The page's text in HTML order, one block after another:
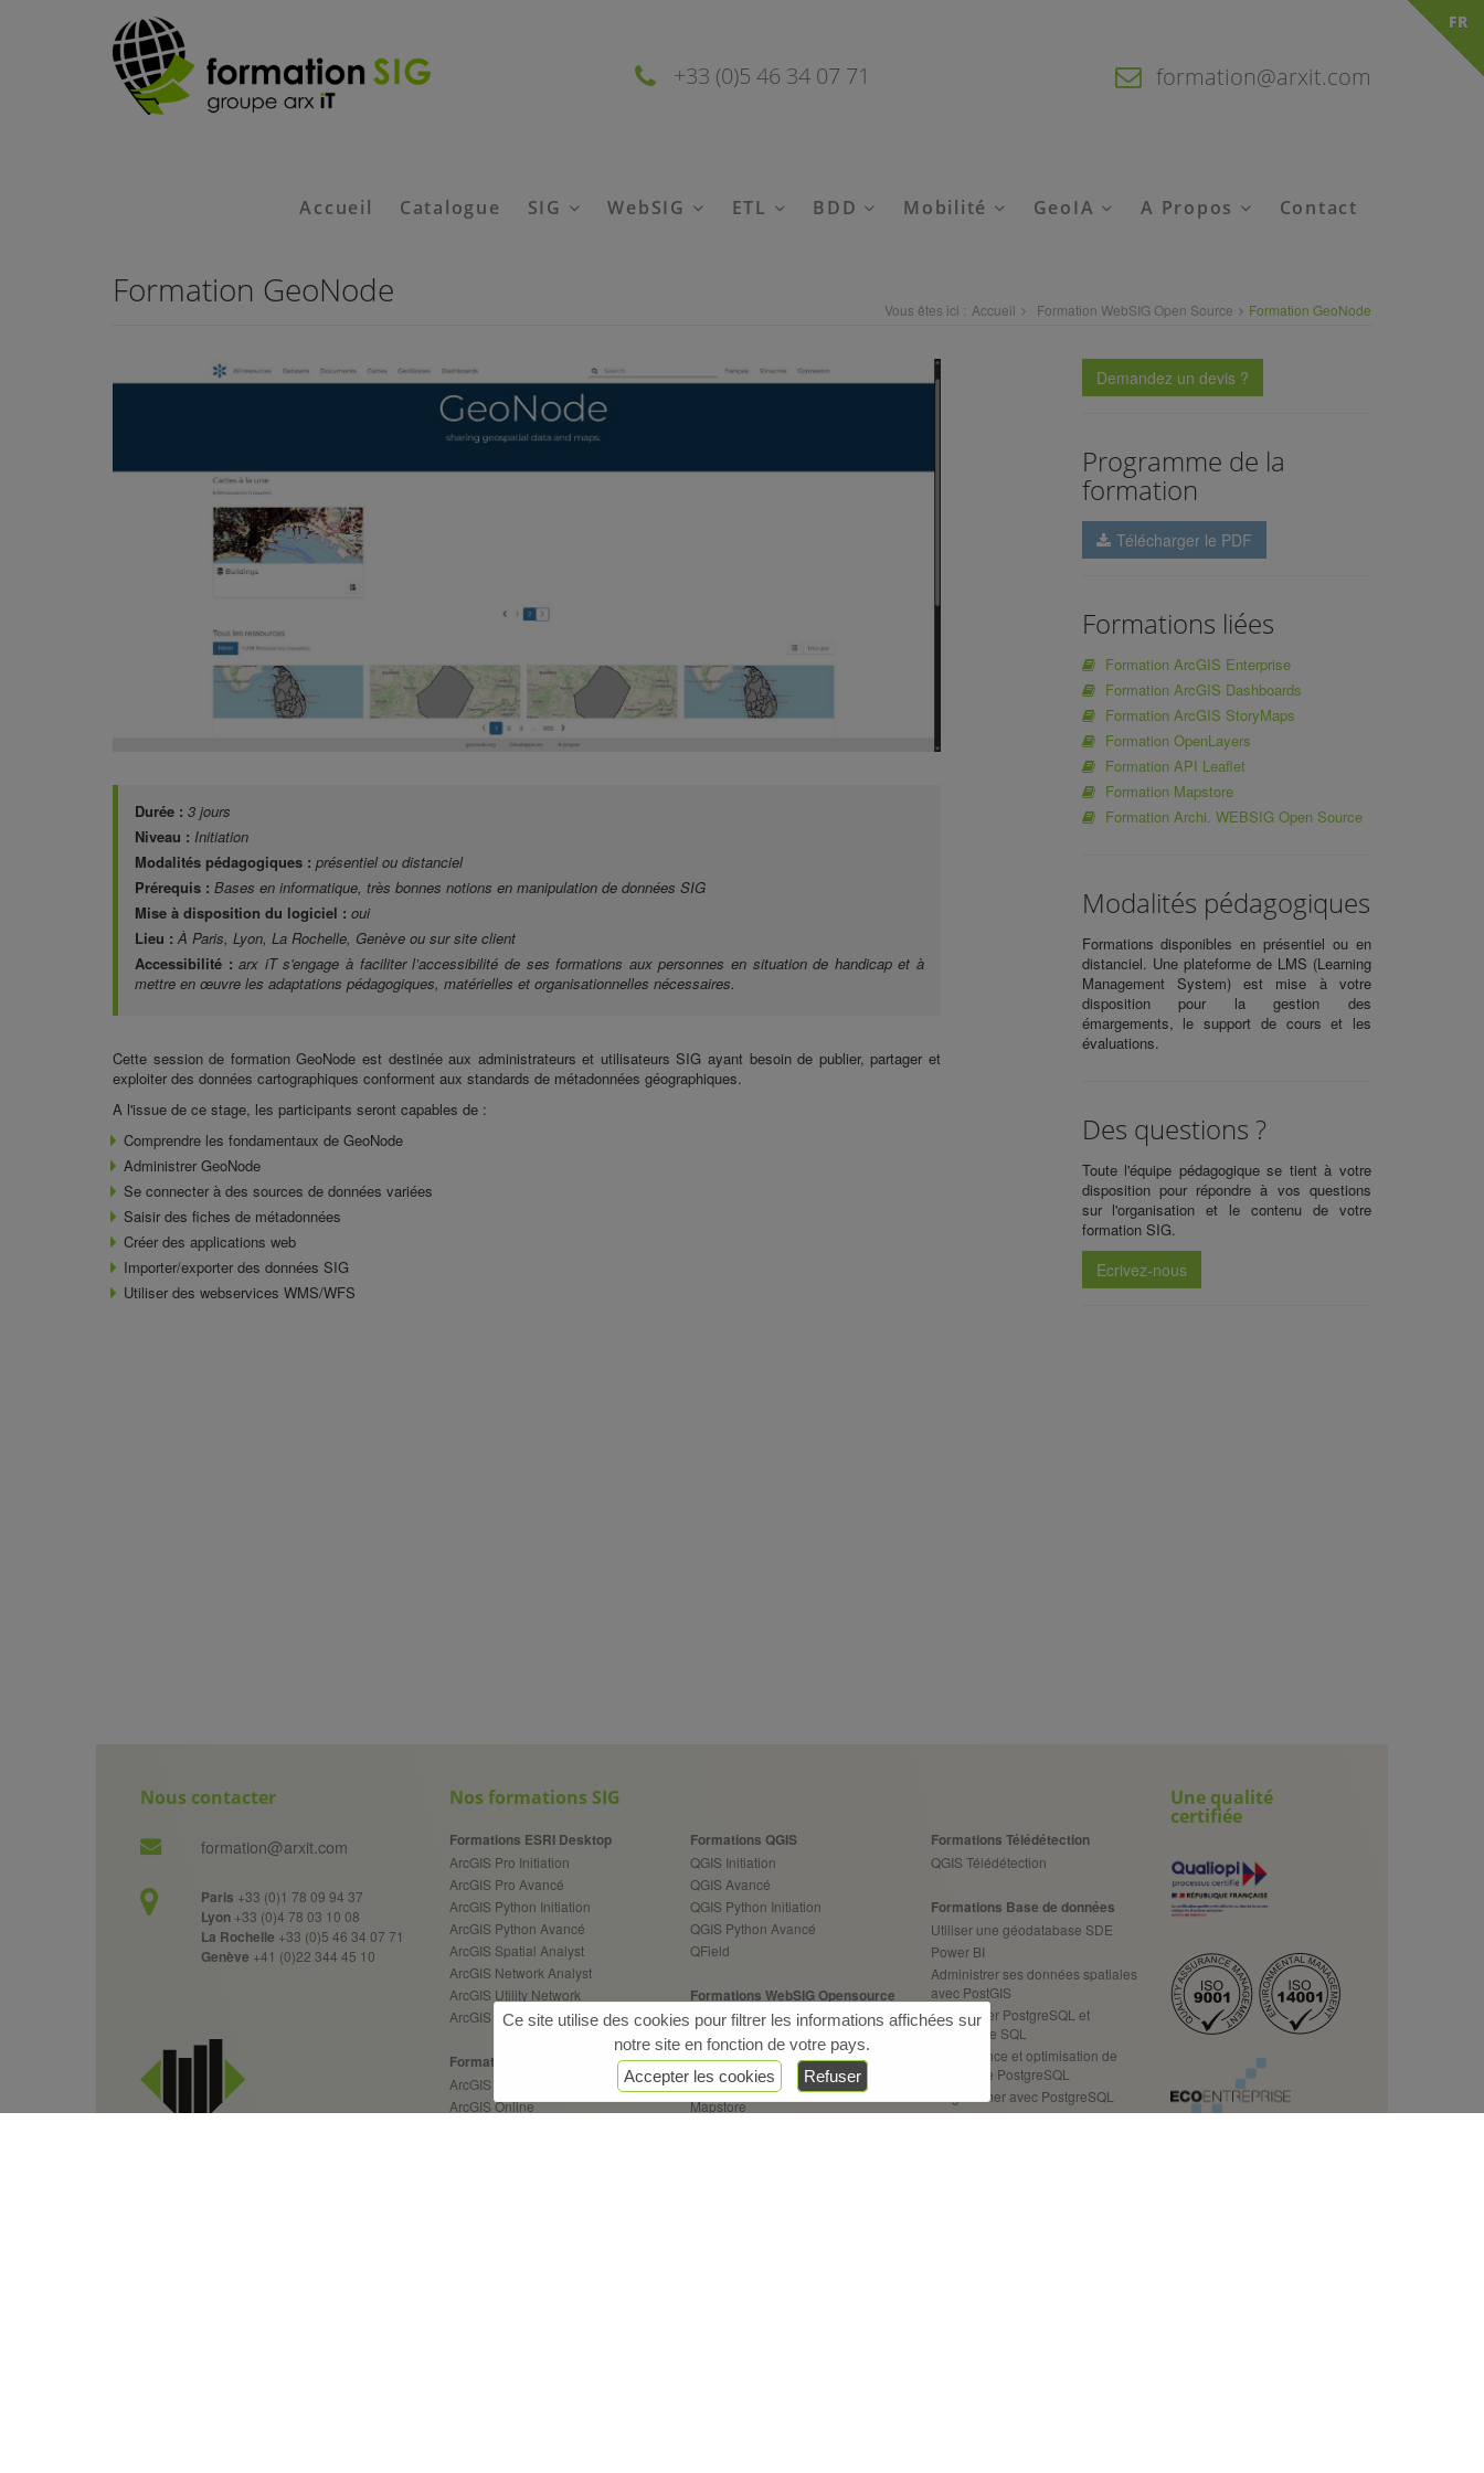
Ce site utilise des cookies pour filtrer les informations affichées sur
notre site en fonction de votre pays.
Accepter les cookies
Refuser
FR
+33 (0)5 46 34 07 71 formation@arxit.com
Accueil Catalogue SIG WebSIG ETL BDD Mobilité GeoIA A Propos Contact
Formation GeoNode Vous êtes ici : Accueil Formation WebSIG Open Source Formation GeoNode
Durée : 3 jours
Niveau : Initiation
Modalités pédagogiques : présentiel ou distanciel
Prérequis : Bases en informatique, très bonnes notions en manipulation de données SIG
Mise à disposition du logiciel : oui
Lieu : À Paris, Lyon, La Rochelle, Genève ou sur site client
Accessibilité : arx iT s'engage à faciliter l’accessibilité de ses formations aux personnes en situation de handicap et à
mettre en œuvre les adaptations pédagogiques, matérielles et organisationnelles nécessaires.
Cette session de formation GeoNode est destinée aux administrateurs et utilisateurs SIG ayant besoin de publier, partager et
exploiter des données cartographiques conforment aux standards de métadonnées géographiques.
A l'issue de ce stage, les participants seront capables de :
Comprendre les fondamentaux de GeoNode
Administrer GeoNode
Se connecter à des sources de données variées
Saisir des fiches de métadonnées
Créer des applications web
Importer/exporter des données SIG
Utiliser des webservices WMS/WFS
Demandez un devis ?
Programme de la
formation
Télécharger le PDF
Formations liées
Formation ArcGIS Enterprise
Formation ArcGIS Dashboards
Formation ArcGIS StoryMaps
Formation OpenLayers
Formation API Leaflet
Formation Mapstore
Formation Archi. WEBSIG Open Source
Modalités pédagogiques
Formations disponibles en présentiel ou en
distanciel. Une plateforme de LMS (Learning
Management System) est mise à votre
disposition pour la gestion des
émargements, le support de cours et les
évaluations.
Des questions ?
Toute l'équipe pédagogique se tient à votre
disposition pour répondre à vos questions
sur l'organisation et le contenu de votre
formation SIG.
Ecrivez-nous
Nous contacter
formation@arxit.com
Paris +33 (0)1 78 09 94 37
Lyon +33 (0)4 78 03 10 08
La Rochelle +33 (0)5 46 34 07 71
Genève +41 (0)22 344 45 10
Nos formations SIG
Formations ESRI Desktop
ArcGIS Pro Initiation
ArcGIS Pro Avancé
ArcGIS Python Initiation
ArcGIS Python Avancé
ArcGIS Spatial Analyst
ArcGIS Network Analyst
ArcGIS Utility Network
ArcGIS Pipeline Referencing
Formations ArcGIS Web / Server
ArcGIS Enterprise
ArcGIS Online
Formations QGIS
QGIS Initiation
QGIS Avancé
QGIS Python Initiation
QGIS Python Avancé
QField
Formations WebSIG Opensource
Architect. WebSIG Opensource
Geoserver
API OpenLayers
API Leaflet
Mapstore
Formations Télédétection
QGIS Télédétection
Formations Base de données
Utiliser une géodatabase SDE
Power BI
Administrer ses données spatiales
avec PostGIS
Administrer PostgreSQL et
maîtriser le SQL
Performance et optimisation de
votre base PostgreSQL
Programmer avec PostgreSQL
Une qualité
certifiée